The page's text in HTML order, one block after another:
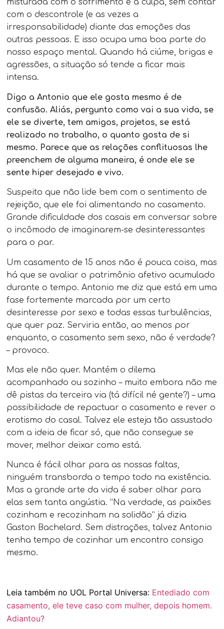
misturada com o sofrimento e a culpa, sem contar
com o descontrole (e as vezes a
irresponsabilidade) diante das emoções das
outras pessoas. E isso ocupa uma boa parte do
nosso espaço mental. Quando há ciúme, brigas e
agressões, a situação só tende a ficar mais
intensa.
Digo a Antonio que ele gosta mesmo é de
confusão. Aliás, pergunto como vai a sua vida, se
ele se diverte, tem amigos, projetos, se está
realizado no trabalho, o quanto gosta de si
mesmo. Parece que as relações conflituosas lhe
preenchem de alguma maneira, é onde ele se
sente hiper desejado e vivo.
Suspeito que não lide bem com o sentimento de
rejeição, que ele foi alimentando no casamento.
Grande dificuldade dos casais em conversar sobre
o incômodo de imaginarem-se desinteressantes
para o par.
Um casamento de 15 anos não é pouca coisa, mas
há que se avaliar o patrimônio afetivo acumulado
durante o tempo. Antonio me diz que está em uma
fase fortemente marcada por um certo
desinteresse por sexo e todas essas turbulências,
que quer paz. Serviria então, ao menos por
enquanto, o casamento sem sexo, não é verdade?
– provoco.
Mas ele não quer. Mantém o dilema
acompanhado ou sozinho – muito embora não me
dê pistas da terceira via (tá difícil né gente?) – uma
possibilidade de repactuar o casamento e rever o
erotismo do casal. Talvez ele esteja tão assustado
com a ideia de ficar só, que não consegue se
mover, melhor deixar como está.
Nunca é fácil olhar para as nossas faltas,
ninguém transborda o tempo todo na existência.
Mas a grande arte da vida é saber olhar para
elas sem tanta angústia. “Na verdade, as paixões
cozinham e recozinham na solidão” já dizia
Gaston Bachelard. Sem distrações, talvez Antonio
tenha tempo de cozinhar um encontro consigo
mesmo.
Leia também no UOL Portal Universa: Entediado com
casamento, ele teve caso com mulher, depois homem.
Adiantou?